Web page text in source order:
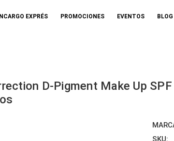
EXPRÉS PROMOCIONES EVENTOS BLOG
D-Pigment Make Up
SKU: